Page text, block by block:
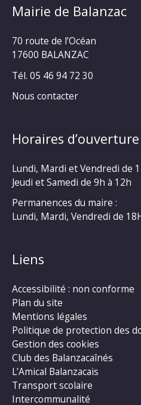
Mairie de Balanzac
70 route de l’Océan
17600 BALANZAC
Tél. 05 46 94 72 30
Nous contacter
Horaires
Lundi, Mardi et Vendredi de
Jeudi et Samedi de 9h à 12h
Permanences du maire :
Lundi, Mardi, Vendredi de
Liens
Accessibilité : non conforme
Plan du site
Mentions légales
Politique de protection des
Gestion des cookies
Club des Balanzacaînés
L’Amical Balanzacais
Transport scolaire
Intercommunalité